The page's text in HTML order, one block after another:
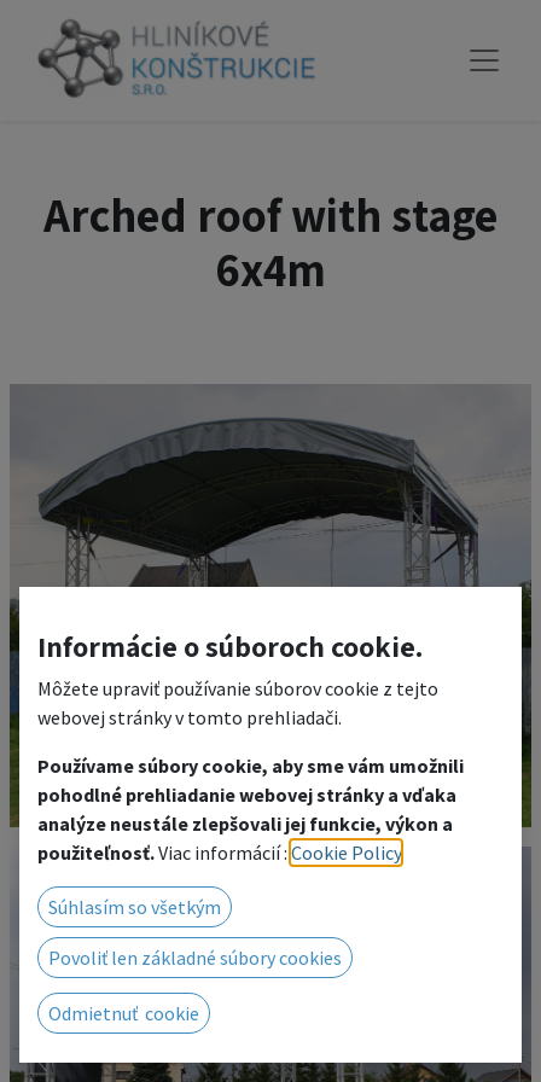
Arched roof with stage
6x4m
Informácie o súboroch cookie.
Môžete upraviť používanie súborov cookie z tejto
webovej stránky v tomto prehliadači.
Používame súbory cookie, aby sme vám umožnili
pohodlné prehliadanie webovej stránky a vďaka
analýze neustále zlepšovali jej funkcie, výkon a
použiteľnosť.Viac informácií : Cookie Policy
Súhlasím so všetkým
Povoliť len základné súbory cookies
Odmietnuť cookie